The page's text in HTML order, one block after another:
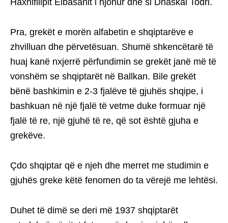
Haxhifilipit Elbasanit i njohur dhe si Dhaskal Todri.
Pra, grekët e morën alfabetin e shqiptarëve e
zhvilluan dhe përvetësuan. Shumë shkencëtarë të
huaj kanë nxjerrë përfundimin se grekët janë më të
vonshëm se shqiptarët në Ballkan. Bile grekët
bënë bashkimin e 2-3 fjalëve të gjuhës shqipe, i
bashkuan në një fjalë të vetme duke formuar një
fjalë të re, një gjuhë të re, që sot është gjuha e
grekëve.
Çdo shqiptar që e njeh dhe merret me studimin e
gjuhës greke këtë fenomen do ta vërejë me lehtësi.
Duhet të dimë se deri më 1937 shqiptarët